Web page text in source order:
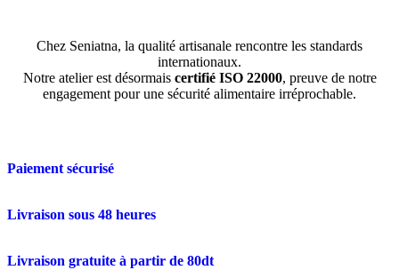
Chez Seniatna, la qualité artisanale rencontre les standards
internationaux.
Notre atelier est désormais certifié ISO 22000, preuve de notre
engagement pour une sécurité alimentaire irréprochable.
Paiement sécurisé
Livraison sous 48 heures
Livraison gratuite à partir de 80dt